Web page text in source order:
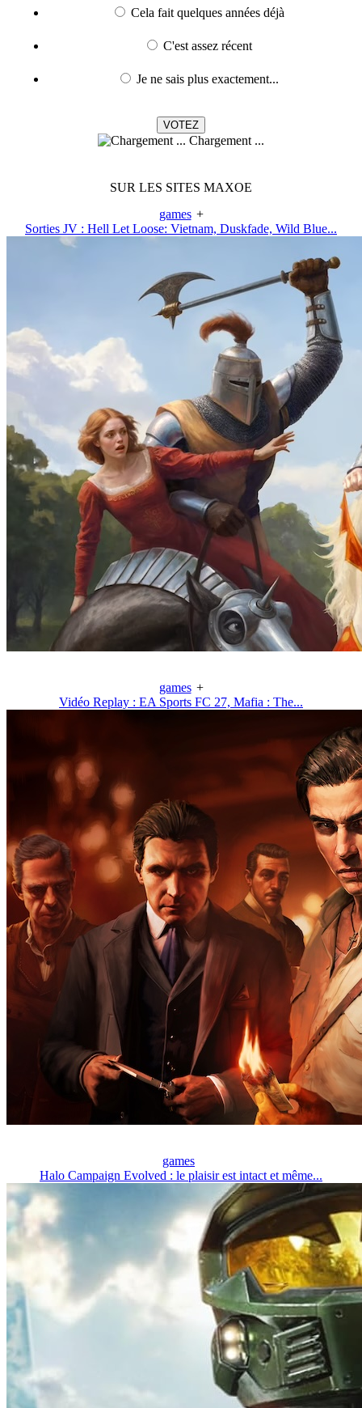
Cela fait quelques années déjà
C'est assez récent
Je ne sais plus exactement...
Chargement ...
SUR LES SITES MAXOE
games +
Sorties JV : Hell Let Loose: Vietnam, Duskfade, Wild Blue...
games +
Vidéo Replay : EA Sports FC 27, Mafia : The...
games
Halo Campaign Evolved : le plaisir est intact et même...